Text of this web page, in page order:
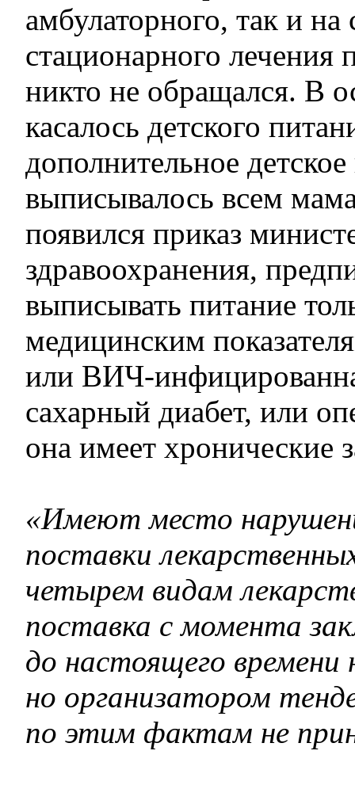
амбулаторного, так и на
стационарного лечения
никто не обращался. В
касалось детского
дополнительное
выписывалось всем
появился приказ
здравоохранения,
выписывать питание
медицинским
или ВИЧ-
сахарный диабет, или
она имеет хронические
«Имеют место
поставки
четырем видам
поставка с момента
до настоящего времени
но организатором
по этим фактам не